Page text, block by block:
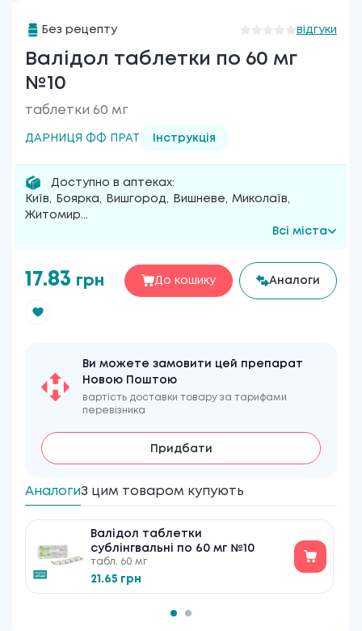
Без рецепту відгуки
Валідол таблетки по 60 мг
№10
таблетки 60 мг
ДАРНИЦЯ ФФ ПРАТ Інструкція
Доступно в аптеках:
Київ, Боярка, Вишгород, Вишневе, Миколаїв,
Житомир...
Всі міста
17.83 грн До кошику Аналоги
Ви можете замовити цей препарат
Новою Поштою
вартість доставки товару за тарифами
перевізника
Придбати
АналогиЗ цим товаром купують
Валідол таблетки
сублінгвальні по 60 мг №10
табл. 60 мг
21.65 грн